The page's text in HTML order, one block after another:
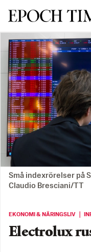
Svenska Epoch
Små indexrörelser på
Claudio Bresciani/TT
EKONOMI & NÄRINGSLIV ｜
Electrolux